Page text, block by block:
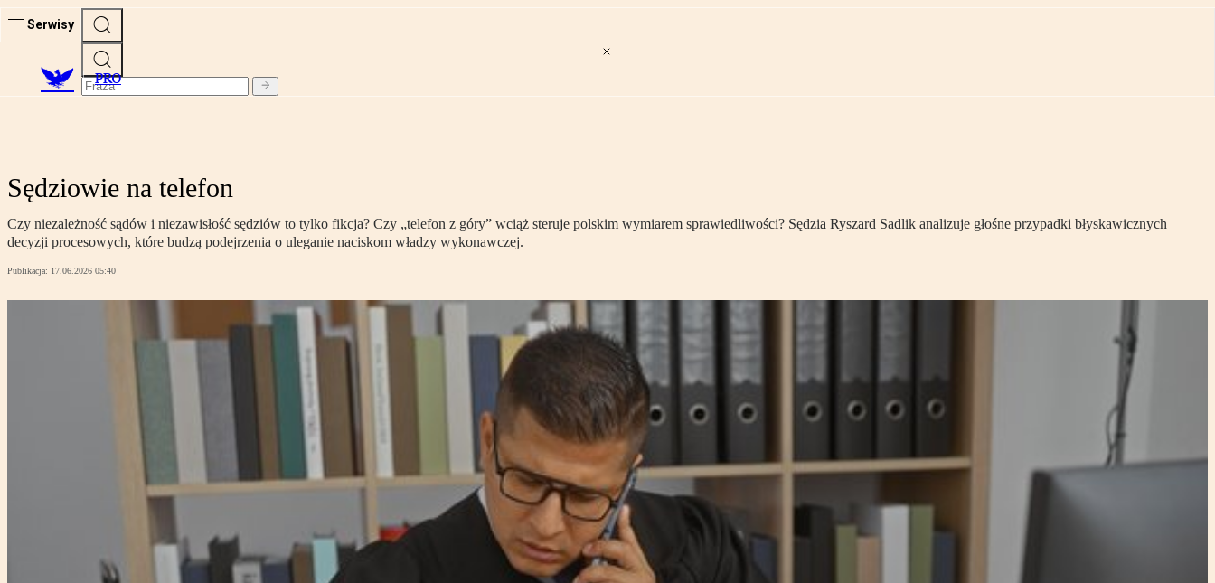
Serwisy
PRO
Sędziowie na telefon
Czy niezależność sądów i niezawisłość sędziów to tylko fikcja? Czy „telefon z góry” wciąż steruje polskim wymiarem sprawiedliwości? Sędzia Ryszard Sadlik analizuje głośne przypadki błyskawicznych
decyzji procesowych, które budzą podejrzenia o uleganie naciskom władzy wykonawczej.
Publikacja: 17.06.2026 05:40